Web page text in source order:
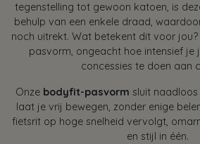
tegenstelling tot gewoon katoen, is
behulp van een enkele draad,
noch uitrekt. Wat betekent dit voor
pasvorm, ongeacht hoe intensief je
concessies te doen aan
Onze bodyfit-pasvorm sluit
laat je vrij bewegen, zonder enige
fietsrit op hoge snelheid vervolgt,
en stijl in één.